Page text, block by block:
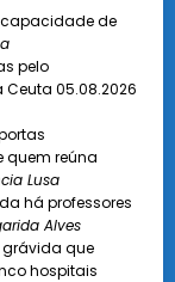
de
pelo
Ceuta 05.08.2026
quem reúna
Lusa
há professores
Alves
que
hospitais